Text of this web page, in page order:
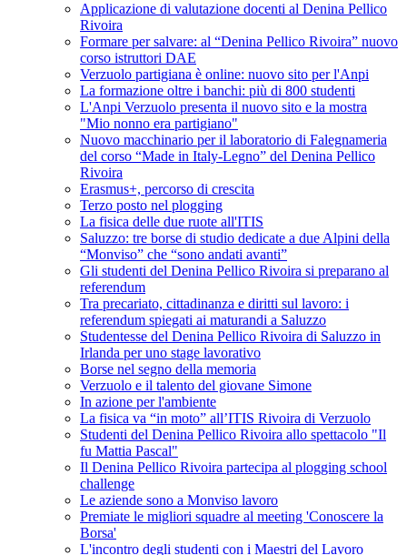
Applicazione di valutazione docenti al Denina Pellico
Rivoira
Formare per salvare: al “Denina Pellico Rivoira” nuovo
corso istruttori DAE
Verzuolo partigiana è online: nuovo sito per l'Anpi
La formazione oltre i banchi: più di 800 studenti
L'Anpi Verzuolo presenta il nuovo sito e la mostra
"Mio nonno era partigiano"
Nuovo macchinario per il laboratorio di Falegnameria
del corso “Made in Italy-Legno” del Denina Pellico
Rivoira
Erasmus+, percorso di crescita
Terzo posto nel plogging
La fisica delle due ruote all'ITIS
Saluzzo: tre borse di studio dedicate a due Alpini della
“Monviso” che “sono andati avanti”
Gli studenti del Denina Pellico Rivoira si preparano al
referendum
Tra precariato, cittadinanza e diritti sul lavoro: i
referendum spiegati ai maturandi a Saluzzo
Studentesse del Denina Pellico Rivoira di Saluzzo in
Irlanda per uno stage lavorativo
Borse nel segno della memoria
Verzuolo e il talento del giovane Simone
In azione per l'ambiente
La fisica va “in moto” all’ITIS Rivoira di Verzuolo
Studenti del Denina Pellico Rivoira allo spettacolo "Il
fu Mattia Pascal"
Il Denina Pellico Rivoira partecipa al plogging school
challenge
Le aziende sono a Monviso lavoro
Premiate le migliori squadre al meeting 'Conoscere la
Borsa'
L'incontro degli studenti con i Maestri del Lavoro